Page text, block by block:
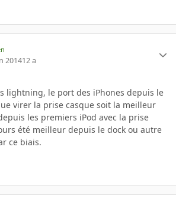
201412 a
lightning, le port des iPhones depuis le
virer la prise casque soit la meilleur
les premiers iPod avec la prise
été meilleur depuis le dock ou autre
ce biais.